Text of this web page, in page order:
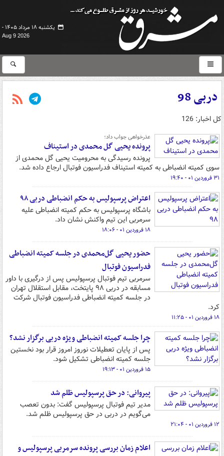
یکشنبه ۱۸ مرداد ۱۴۰۵ -
Aug 9 2026
دربی 98
کل اخبار: 126
عذرخواهی جواب داد؛
پرونده یحیی گل محمدی در استیناف
پرونده رسیدگی به محرومیت یحیی گل محمدی از
سوی کمیته انضباطی به کمیته استیناف فدراسیون فوتبال ارجاع داده شد.
۳۱ فروردین ۰۱ - ۱۹:۴۰
اعتراض پرسپولیس به حکم انضباطی دربی ۹۸
باشگاه پرسپولیس به حکم کمیته انضباطی علیه
سرمربی این تیم واکنش نشان داد.
۱۸ فروردین ۰۱ - ۱۸:۰۶
حضور یحیی گل‌محمدی در جلسه کمیته انضباطی
فدراسیون فوتبال
سرمربی تیم فوتبال پرسپولیس پس از درگیری با داور
مسابقه در دربی ۹۸ پایتخت، مقابل استقلال تهران
در جلسه کمیته انضباطی فدراسیون فوتبال شرکت
کرد.
۱۸ فروردین ۰۱ - ۱۱:۲۵
چرا جلسه کمیته انضباطی ویژه دربی برگزار نشد؟
پس از پایان تعطیلات نوروز امروز قرار بود نخستین
جلسه کمیته انضباطی تشکیل شود.
۱۵ فروردین ۰۱ - ۱۹:۱۳
پیروانی: در حق پرسپولیس ظلم شد
مدیر تیم فوتبال پرسپولیس گفت: بدون تعصب
می‌گویم در دربی در حق پرسپولیس ظلم شد.
۱۲ فروردین ۰۱ - ۲۱:۰۴
اعلام زمان بررسی پرونده سرمربی پرسپولیس و